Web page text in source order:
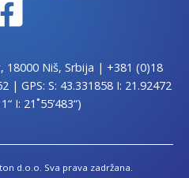
18000 Niš, Srbija | +381 (0)18
| GPS: S: 43.331858 I: 21.92472
I: 21˚55’483“)
d.o.o. Sva prava zadržana.